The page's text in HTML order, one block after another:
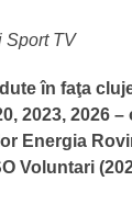
Sport TV
în faţa
2023, 2026
Energia
Voluntari